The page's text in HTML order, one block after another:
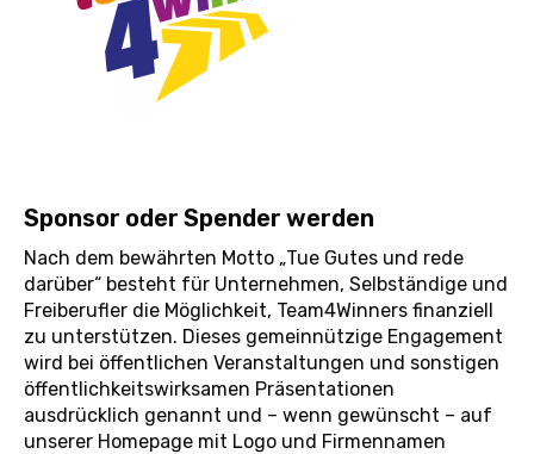
Sponsor oder Spender werden
Nach dem bewährten Motto „Tue Gutes und rede
darüber“ besteht für Unternehmen, Selbständige und
Freiberufler die Möglichkeit, Team4Winners finanziell
zu unterstützen. Dieses gemeinnützige Engagement
wird bei öffentlichen Veranstaltungen und sonstigen
öffentlichkeitswirksamen Präsentationen
ausdrücklich genannt und – wenn gewünscht – auf
unserer Homepage mit Logo und Firmennamen